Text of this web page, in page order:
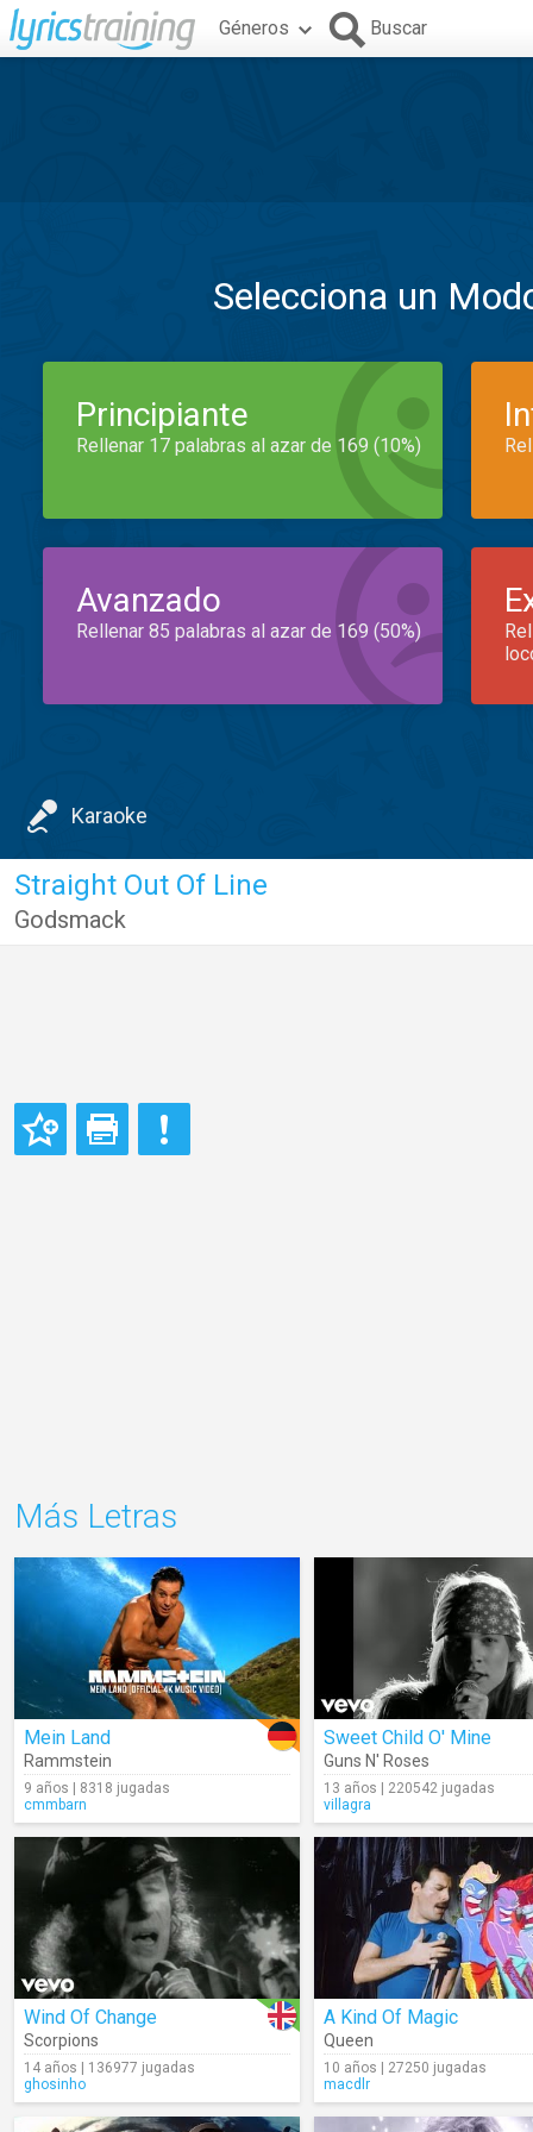
Géneros Buscar
Selecciona un
Principiante
Rellenar 17 palabras al azar de 169 (10%)
Avanzado
Rellenar 85 palabras al azar de 169 (50%)
Karaoke
Straight Out Of Line
Godsmack
Más Letras
Mein Land
Rammstein
9 años | 8318 jugadas
cmmbarn
Sweet Child O' Mine
Guns N' Roses
13 años | 220542 jugadas
villagra
Wind Of Change
Scorpions
14 años | 136977 jugadas
ghosinho
A Kind Of Magic
Queen
10 años | 27250 jugadas
macdlr